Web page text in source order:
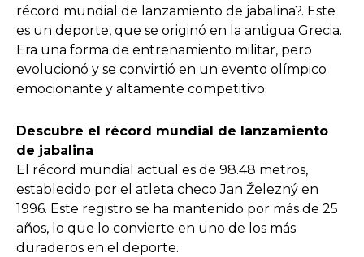
récord mundial de lanzamiento de jabalina?. Este
es un deporte, que se originó en la antigua Grecia.
Era una forma de entrenamiento militar, pero
evolucionó y se convirtió en un evento olímpico
emocionante y altamente competitivo.
Descubre el récord mundial de lanzamiento
de jabalina
El récord mundial actual es de 98.48 metros,
establecido por el atleta checo Jan Železný en
1996. Este registro se ha mantenido por más de 25
años, lo que lo convierte en uno de los más
duraderos en el deporte.